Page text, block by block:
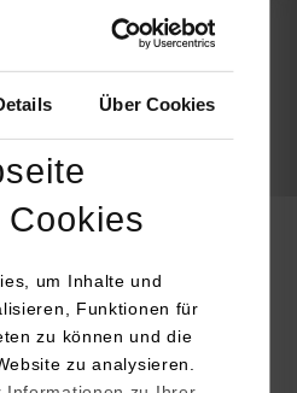
Über Cookies
um Inhalte und
Funktionen für
zu können und die
zu analysieren.
gmbh